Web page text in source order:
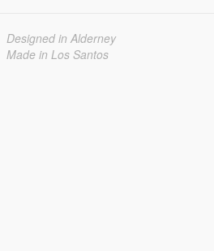
Designed in Alderney
Made in Los Santos